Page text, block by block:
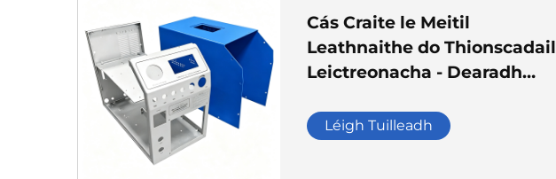
Cás Craite le Meitil
Leathnaithe do Thionscadail
Leictreonacha - Dearadh
Táirgeadh Bainneach Meitil
do Thioncamh Teleacmh
Léigh Tuilleadh